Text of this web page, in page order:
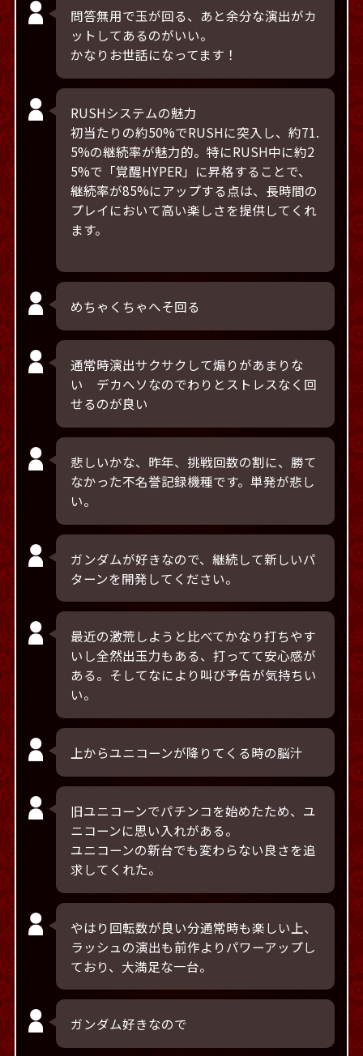
問答無用で玉が回る、あと余分な演出がカ
ットしてあるのがいい。
かなりお世話になってます！
RUSHシステムの魅力
初当たりの約50%でRUSHに突入し、約71.
5%の継続率が魅力的。特にRUSH中に約2
5%で「覚醒HYPER」に昇格することで、
継続率が85%にアップする点は、長時間の
プレイにおいて高い楽しさを提供してくれ
ます。
めちゃくちゃへそ回る
通常時演出サクサクして煽りがあまりな
い デカヘソなのでわりとストレスなく回
せるのが良い
悲しいかな、昨年、挑戦回数の割に、勝て
なかった不名誉記録機種です。単発が悲し
い。
ガンダムが好きなので、継続して新しいパ
ターンを開発してください。
最近の激荒しようと比べてかなり打ちやす
いし全然出玉力もある、打ってて安心感が
ある。そしてなにより叫び予告が気持ちい
い。
上からユニコーンが降りてくる時の脳汁
旧ユニコーンでパチンコを始めたため、ユ
ニコーンに思い入れがある。
ユニコーンの新台でも変わらない良さを追
求してくれた。
やはり回転数が良い分通常時も楽しい上、
ラッシュの演出も前作よりパワーアップし
ており、大満足な一台。
ガンダム好きなので